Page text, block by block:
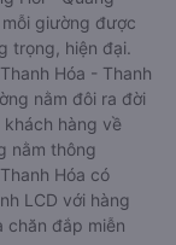
giường được
trọng, hiện đại.
Hóa - Thanh
nằm đôi ra đời
hàng về
nằm thông
Hóa có
LCD với hàng
chăn đắp miễn